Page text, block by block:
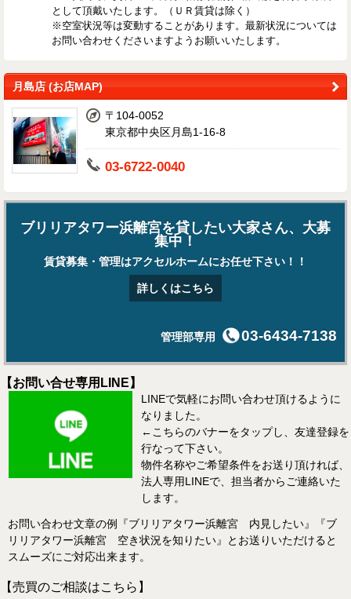
として頂戴いたします。（ＵＲ賃貸は除く）
※空室状況等は変動することがあります。最新状況については
お問い合わせくださいますようお願いいたします。
月島店 (お店MAP)
〒104-0052
東京都中央区月島1-16-8
03-6722-0040
ブリリアタワー浜離宮を貸したい大家さん、大募
集中！
賃貸募集・管理はアクセルホームにお任せ下さい！！
詳しくはこちら
管理部専用 03-6434-7138
【お問い合せ専用LINE】
LINEで気軽にお問い合わせ頂けるように
なりました。
←こちらのバナーをタップし、友達登録を
行なって下さい。
物件名称やご希望条件をお送り頂ければ、
法人専用LINEで、担当者からご連絡いた
します。
お問い合わせ文章の例『ブリリアタワー浜離宮 内見したい』『ブ
リリアタワー浜離宮 空き状況を知りたい』とお送りいただけると
スムーズにご対応出来ます。
【売買のご相談はこちら】